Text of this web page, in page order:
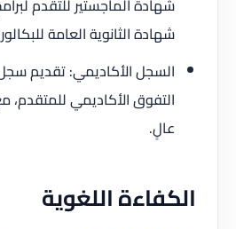
شهادة الثانوية العامة
السجل الأكاديمي: تقديم سجل
التفوق الأكاديمي للمتقدم،
عالٍ.
الكفاءة اللغوية